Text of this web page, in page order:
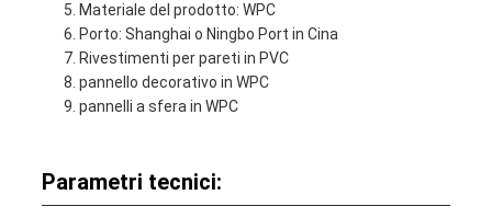
Materiale del prodotto: WPC
Porto: Shanghai o Ningbo Port in Cina
Rivestimenti per pareti in PVC
pannello decorativo in WPC
pannelli a sfera in WPC
Parametri tecnici: